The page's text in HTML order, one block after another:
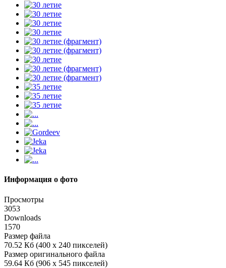
Информация о фото
Просмотры
3053
Downloads
1570
Размер файла
70.52 Кб (400 x 240 пикселей)
Размер оригинального файла
59.64 Кб (906 x 545 пикселей)